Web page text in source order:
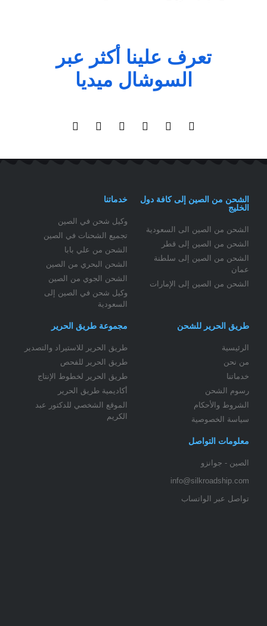
تعرف علينا أكثر عبر
السوشال ميديا​
معلومات التواصل
الصين - جوانزو
info@silkroadship.com
تواصل عبر الواتساب
مجموعة طريق الحرير
طريق الحرير للاستيراد والتصدير
طريق الحرير للفحص
طريق الحرير لخطوط الإنتاج
أكاديمية طريق الحرير
الموقع الشخصي للدكتور عبد
الكريم
طريق الحرير للشحن
الرئيسية
من نحن
خدماتنا
رسوم الشحن
الشروط والأحكام
سياسة الخصوصية
خدماتنا
وكيل شحن في الصين
تجميع الشحنات في الصين
الشحن من علي بابا
الشحن البحري من الصين
الشحن الجوي من الصين
وكيل شحن في الصين إلى
السعودية
الشحن من الصين إلى كافة دول
الخليج
الشحن من الصين الى السعودية
الشحن من الصين إلى قطر
الشحن من الصين إلى سلطنة
عمان
الشحن من الصين إلى الإمارات